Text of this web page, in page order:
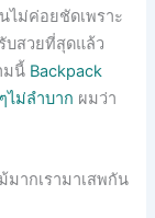
ม่ค่อยชัดเพราะ
บสวยที่สุดแล้ว
มนี้ Backpack
ไม่ลำบาก ผมว่า
ากเรามาเสพกัน